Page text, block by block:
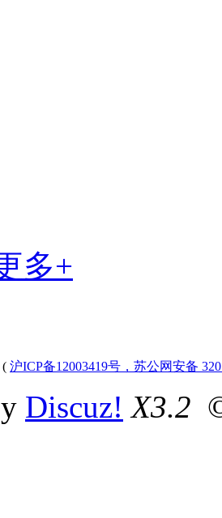
多+
( 沪ICP备12003419号，苏公网安备
Discuz! X3.2